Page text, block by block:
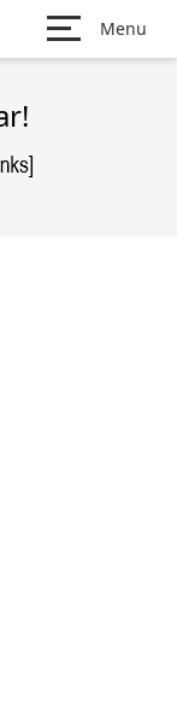
Menu